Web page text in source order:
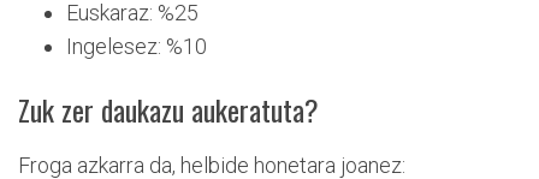
Euskaraz: %25
Ingelesez: %10
Zuk zer daukazu aukeratuta?
Froga azkarra da, helbide honetara joanez: